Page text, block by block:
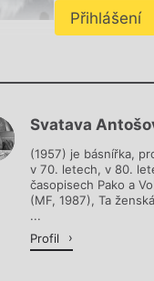
Přihlášení
Svatava
(1957) je básnířka,
v 70. letech, v 80.
časopisech Pako a
(MF, 1987), Ta
...
Profil